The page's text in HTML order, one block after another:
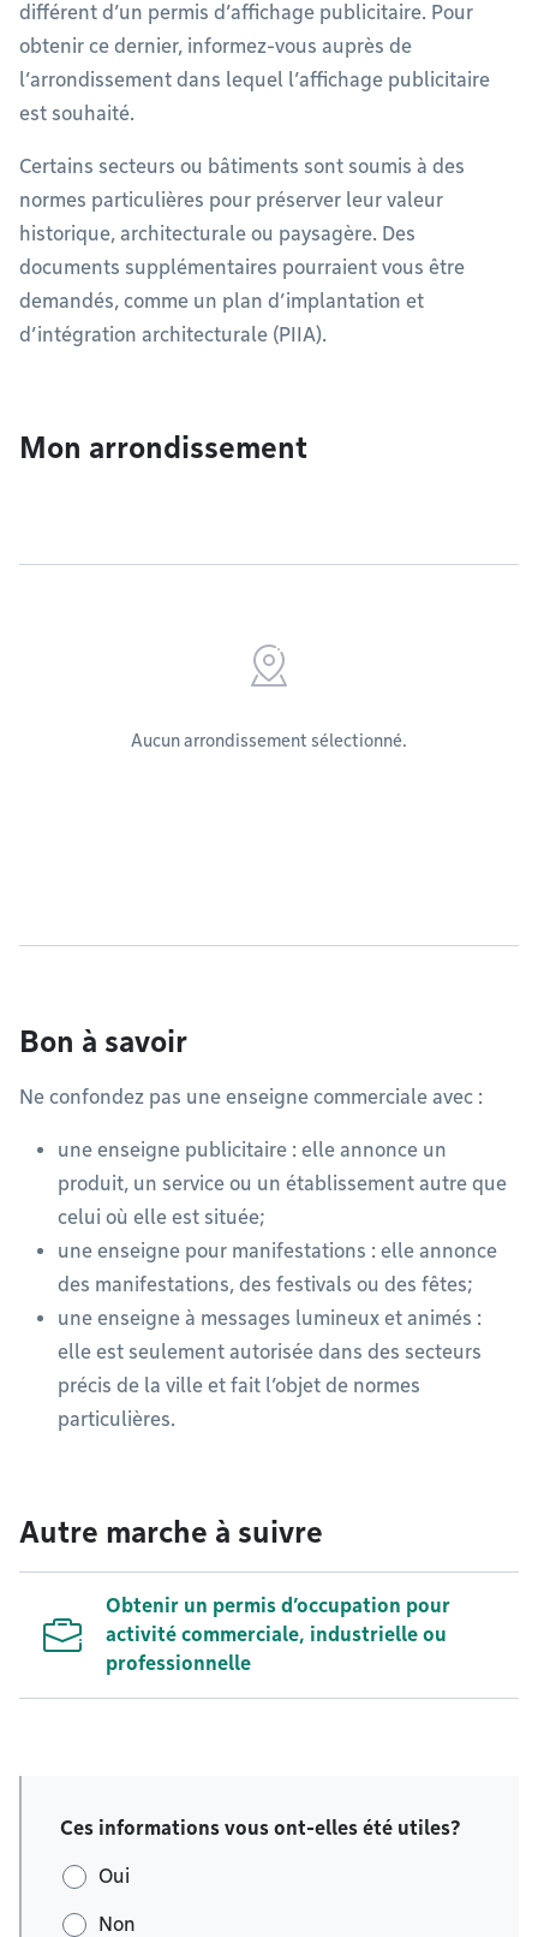
différent d’un permis d’affichage publicitaire. Pour
obtenir ce dernier, informez-vous auprès de
l’arrondissement dans lequel l’affichage publicitaire
est souhaité.
Certains secteurs ou bâtiments sont soumis à des
normes particulières pour préserver leur valeur
historique, architecturale ou paysagère. Des
documents supplémentaires pourraient vous être
demandés, comme un plan d’implantation et
d’intégration architecturale (PIIA).
Mon arrondissement
Aucun arrondissement sélectionné.
Bon à savoir
Ne confondez pas une enseigne commerciale avec :
une enseigne publicitaire : elle annonce un
produit, un service ou un établissement autre que
celui où elle est située;
une enseigne pour manifestations : elle annonce
des manifestations, des festivals ou des fêtes;
une enseigne à messages lumineux et animés :
elle est seulement autorisée dans des secteurs
précis de la ville et fait l’objet de normes
particulières.
Autre marche à suivre
Obtenir un permis d’occupation pour
activité commerciale, industrielle ou
professionnelle
Ces informations vous ont-elles été utiles?
Oui
Non